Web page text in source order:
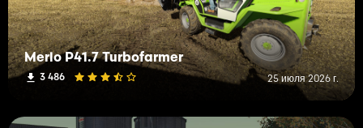
Merlo P41.7 Turbofarmer
3 486 25 июля 2026 г.